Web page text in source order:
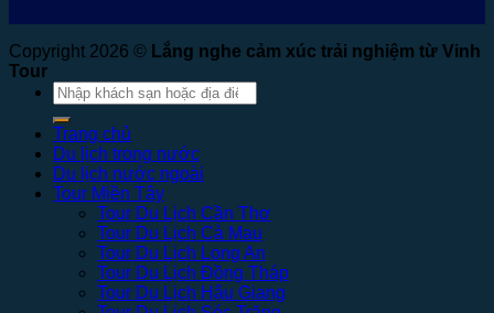
Copyright 2026 © Lắng nghe cảm xúc trải nghiệm từ Vinh
Tour
Tìm
kiếm:
Trang chủ
Du lịch trong nước
Du lịch nước ngoài
Tour Miền Tây
Tour Du Lịch Cần Thơ
Tour Du Lịch Cà Mau
Tour Du Lịch Long An
Tour Du Lịch Đồng Tháp
Tour Du Lịch Hậu Giang